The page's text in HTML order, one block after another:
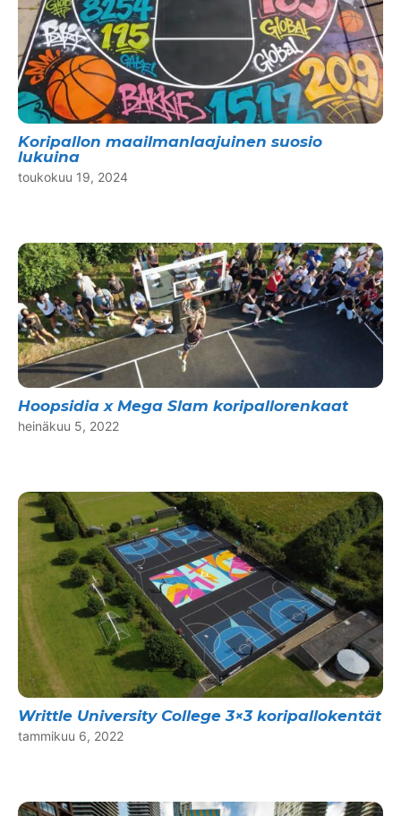
Koripallon maailmanlaajuinen suosio
lukuina
toukokuu 19, 2024
Hoopsidia x Mega Slam koripallorenkaat
heinäkuu 5, 2022
Writtle University College 3×3 koripallokentät
tammikuu 6, 2022